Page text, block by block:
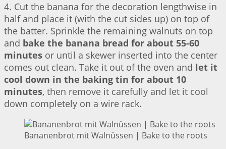
4. Cut the banana for the decoration lengthwise in
half and place it (with the cut sides up) on top of
the batter. Sprinkle the remaining walnuts on top
and bake the banana bread for about 55-60
minutes or until a skewer inserted into the center
comes out clean. Take it out of the oven and let it
cool down in the baking tin for about 10
minutes, then remove it carefully and let it cool
down completely on a wire rack.
Bananenbrot mit Walnüssen | Bake to the roots